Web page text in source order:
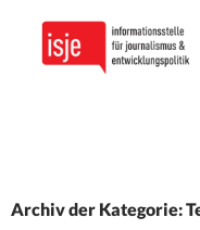
Archiv der Kategorie: